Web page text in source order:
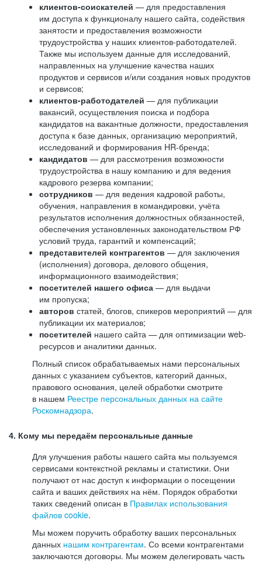
клиентов-соискателей — для предоставления
им доступа к функционалу нашего сайта, содействия
занятости и предоставления возможности
трудоустройства у наших клиентов-работодателей.
Также мы используем данные для исследований,
направленных на улучшение качества наших
продуктов и сервисов и/или создания новых продуктов
и сервисов;
клиентов-работодателей — для публикации
вакансий, осуществления поиска и подбора
кандидатов на вакантные должности, предоставления
доступа к базе данных, организацию мероприятий,
исследований и формирования HR-бренда;
кандидатов — для рассмотрения возможности
трудоустройства в нашу компанию и для ведения
кадрового резерва компании;
сотрудников — для ведения кадровой работы,
обучения, направления в командировки, учёта
результатов исполнения должностных обязанностей,
обеспечения установленных законодательством РФ
условий труда, гарантий и компенсаций;
представителей контрагентов — для заключения
(исполнения) договора, делового общения,
информационного взаимодействия;
посетителей нашего офиса — для выдачи
им пропуска;
авторов статей, блогов, спикеров мероприятий — для
публикации их материалов;
посетителей нашего сайта — для оптимизации web-
ресурсов и аналитики данных.
Полный список обрабатываемых нами персональных
данных с указанием субъектов, категорий данных,
правового основания, целей обработки смотрите
в нашем Реестре персональных данных на сайте
Роскомнадзора.
4. Кому мы передаём персональные данные
Для улучшения работы нашего сайта мы пользуемся
сервисами контекстной рекламы и статистики. Они
получают от нас доступ к информации о посещении
сайта и ваших действиях на нём. Порядок обработки
таких сведений описан в Правилах использования
файлов cookie.
Мы можем поручить обработку ваших персональных
данных нашим контрагентам. Со всеми контрагентами
заключаются договоры. Мы можем делегировать часть